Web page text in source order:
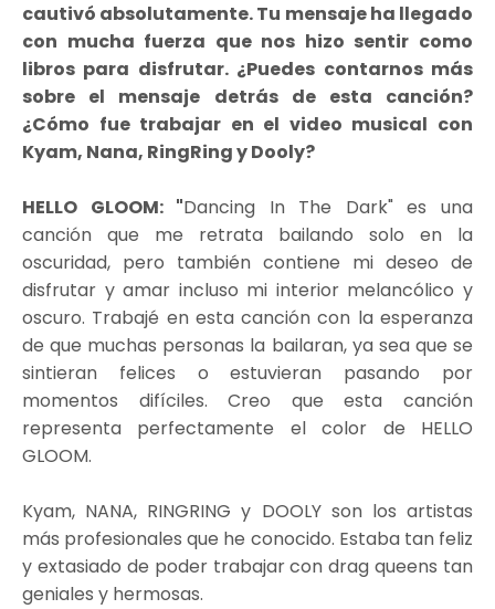
cautivó absolutamente. Tu mensaje ha llegado
con mucha fuerza que nos hizo sentir como
libros para disfrutar. ¿Puedes contarnos más
sobre el mensaje detrás de esta canción?
¿Cómo fue trabajar en el video musical con
Kyam, Nana, RingRing y Dooly?
HELLO GLOOM: "Dancing In The Dark" es una
canción que me retrata bailando solo en la
oscuridad, pero también contiene mi deseo de
disfrutar y amar incluso mi interior melancólico y
oscuro. Trabajé en esta canción con la esperanza
de que muchas personas la bailaran, ya sea que se
sintieran felices o estuvieran pasando por
momentos difíciles. Creo que esta canción
representa perfectamente el color de HELLO
GLOOM.
Kyam, NANA, RINGRING y DOOLY son los artistas
más profesionales que he conocido. Estaba tan feliz
y extasiado de poder trabajar con drag queens tan
geniales y hermosas.